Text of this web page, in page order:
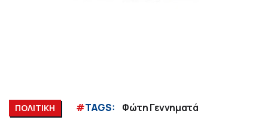
ΠΟΛΙΤΙΚΗ #TAGS: Φώτη Γεννηματά